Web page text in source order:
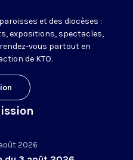
et des diocèses :
expositions, spectacles,
vous partout en
de KTO.
2026